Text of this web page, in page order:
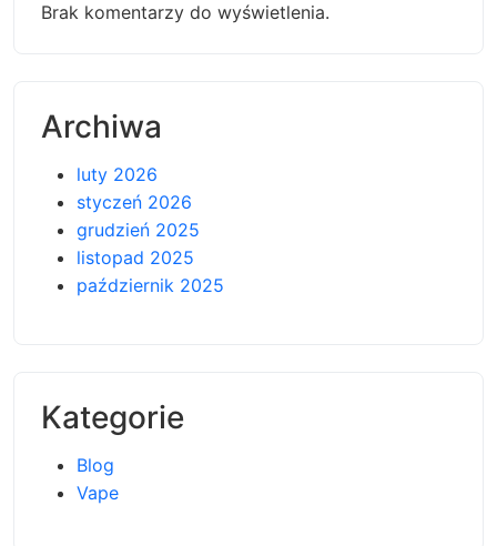
Brak komentarzy do wyświetlenia.
Archiwa
luty 2026
styczeń 2026
grudzień 2025
listopad 2025
październik 2025
Kategorie
Blog
Vape